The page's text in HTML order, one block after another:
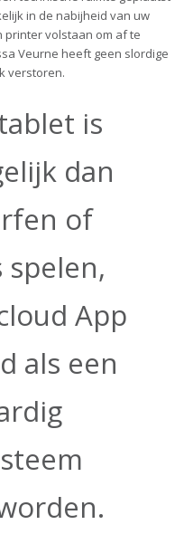
in de nabijheid van uw
printer volstaan om af te
Veurne heeft geen slordige
verstoren.
is
dan
of
spelen,
App
als een